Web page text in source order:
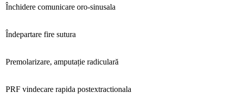
Închidere comunicare oro-sinusala
Îndepartare fire sutura
Premolarizare, amputație radiculară
PRF vindecare rapida postextractionala